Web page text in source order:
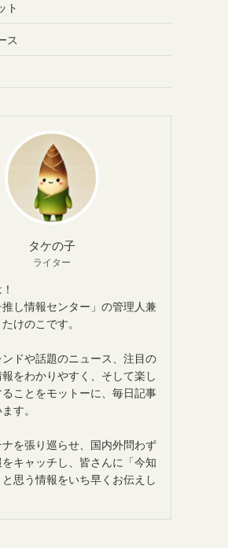
ト
ス
タケの子
ライター
し情報センター」の管理人兼
けのこです。
ドや話題のニュース、注目の
をわかりやすく、そして楽し
ることをモットーに、毎日記事
す。
を張り巡らせ、国内外問わず
キャッチし、皆さんに「今知
思う情報をいち早くお伝えし